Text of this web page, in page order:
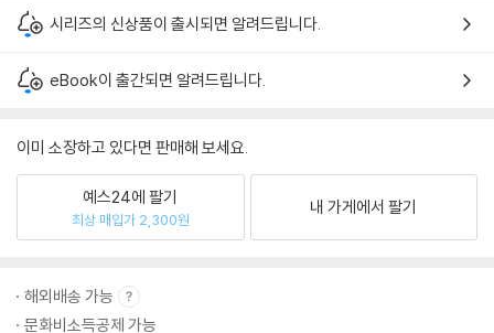
시리즈의 신상품이 출시되면 알려드립니다.
eBook이 출간되면 알려드립니다.
이미 소장하고 있다면 판매해 보세요.
예스24에 팔기
최상 매입가 2,300원
내 가게에서 팔기
해외배송 가능
문화비소득공제 가능